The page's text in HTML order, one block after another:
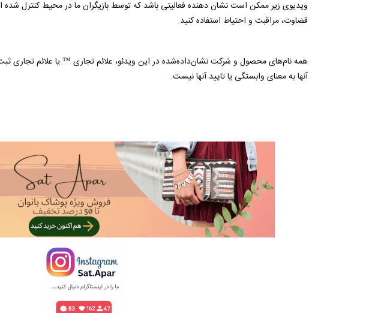
ویدیوی زیر ممکن است نشان دهنده فعالیتی باشد که توسط بازیگران ما در محیط کنترل شده
قضاوت، مراقبت و احتیاط استفاده کنید.
همه نام‌های محصول و شرکت نشان‌داده‌شده در این ویدئو، علائم تجاری ™️ یا علائم تجاری
آنها به معنای وابستگی یا تایید آنها نیست.